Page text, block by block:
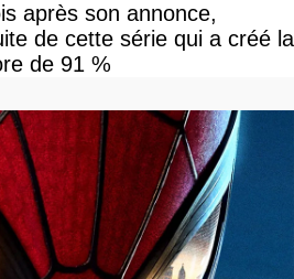
après son annonce,
de cette série qui a créé la
de 91 %